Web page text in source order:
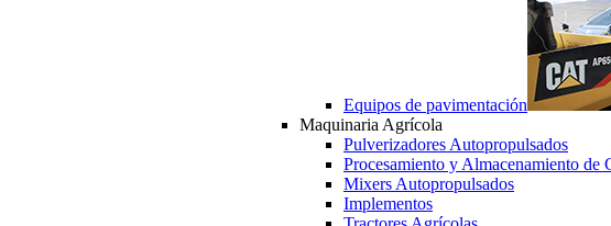
Equipos de pavimentación
Maquinaria Agrícola
Pulverizadores Autopropulsados
Procesamiento y Almacenamiento de
Mixers Autopropulsados
Implementos